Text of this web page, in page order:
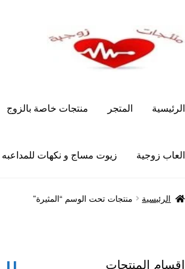
Skip
to
navigation
Skip
to
الرئيسية المتجر منتجات خاصة بالزوج
العاب زوجية زيوت مساج و نكهات للمداعبه
الرئيسية Let’s Keep In Touch أدوية تكبير و
علاج سرعة القذف
الرئيسية منتجات تحت الوسم “المثيرة”
اقسام المنتجات